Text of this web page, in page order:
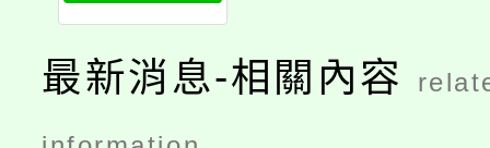
研習
最新消息-相關內容